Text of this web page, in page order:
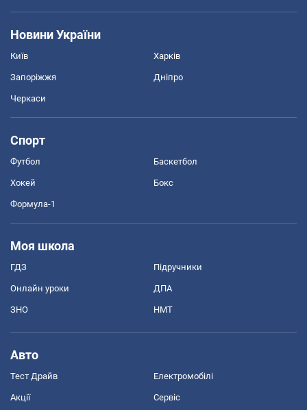
Новини України
Київ Харків
Запоріжжя Дніпро
Черкаси
Спорт
Футбол Баскетбол
Хокей Бокс
Формула-1
Моя школа
ГДЗ Підручники
Онлайн уроки ДПА
ЗНО НМТ
Авто
Тест Драйв Електромобілі
Акції Сервіс